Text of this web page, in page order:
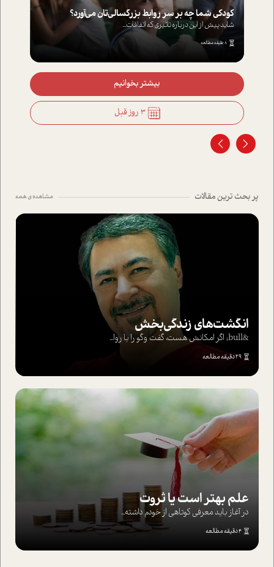
کودکی شما چه بر سر روابط بزرگسالی‌تان می‌آورد؟
شاید پیش از این درباره تاثیری که اتفاقات...
8 دقیقه مطالعه
بیشتر بخوانیم
3 روز قبل
پر بحث ترین مقالات مشاهده ی همه
انگشت‌های‌ زندگی‌بخش
&bull; اگر امکانش هست، گفت وگو را با روا...
29 دقیقه مطالعه
علم بهتر است یا ثروت
در آغاز باید معرفی کوتاهی از خودم داشته...
4 دقیقه مطالعه